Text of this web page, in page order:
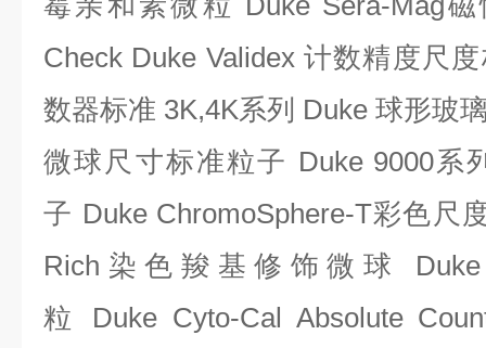
Check Duke Validex 计数精度尺
数器标准 3K,4K系列 Duke 球形玻
微球尺寸标准粒子 Duke 9000系
子 Duke ChromoSphere-T彩色尺
Rich 染色羧基修饰微球
粒
Duke Cyto-Cal Absolute